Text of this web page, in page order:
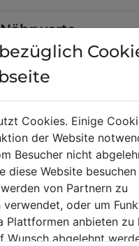
0 / 5
Cookies. Einige
der Website
Besucher nicht
diese Website
von Partnern zu
oder um
Plattformen anbieten zu
Wunsch abgelehnt